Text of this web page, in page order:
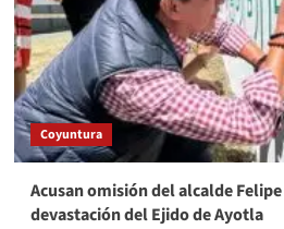
Coyuntura
Acusan omisión del alcalde
devastación del Ejido de Ayotla